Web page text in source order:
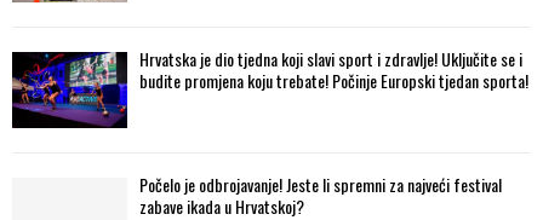
Hrvatska je dio tjedna koji slavi sport i zdravlje! Uključite se i
budite promjena koju trebate! Počinje Europski tjedan sporta!
Počelo je odbrojavanje! Jeste li spremni za najveći festival
zabave ikada u Hrvatskoj?